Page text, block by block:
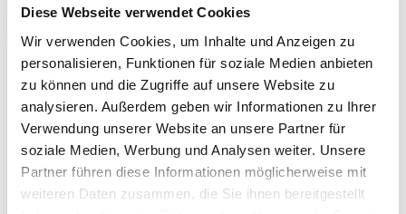
Diese Webseite verwendet Cookies
Wir verwenden Cookies, um Inhalte und Anzeigen zu
personalisieren, Funktionen für soziale Medien anbieten
zu können und die Zugriffe auf unsere Website zu
analysieren. Außerdem geben wir Informationen zu Ihrer
Verwendung unserer Website an unsere Partner für
soziale Medien, Werbung und Analysen weiter. Unsere
Partner führen diese Informationen möglicherweise mit
weiteren Daten zusammen, die Sie ihnen bereitgestellt
Heilpraktikerin
View